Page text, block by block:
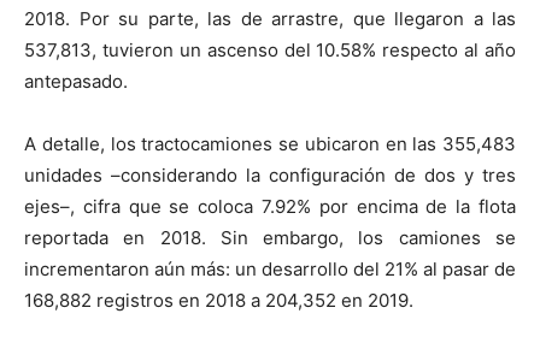
2018. Por su parte, las de arrastre, que llegaron a las
537,813, tuvieron un ascenso del 10.58% respecto al año
antepasado.
A detalle, los tractocamiones se ubicaron en las 355,483
unidades –considerando la configuración de dos y tres
ejes–, cifra que se coloca 7.92% por encima de la flota
reportada en 2018. Sin embargo, los camiones se
incrementaron aún más: un desarrollo del 21% al pasar de
168,882 registros en 2018 a 204,352 en 2019.